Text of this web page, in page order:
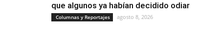
que algunos ya habían decidido odiar
Columnas y Reportajes agosto 8, 2026